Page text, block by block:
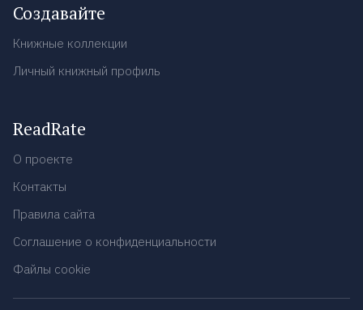
Создавайте
Книжные коллекции
Личный книжный профиль
ReadRate
О проекте
Контакты
Правила сайта
Соглашение о конфиденциальности
Файлы cookie